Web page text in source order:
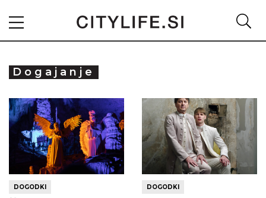
Dogajanje
DOGODKI DOGODKI